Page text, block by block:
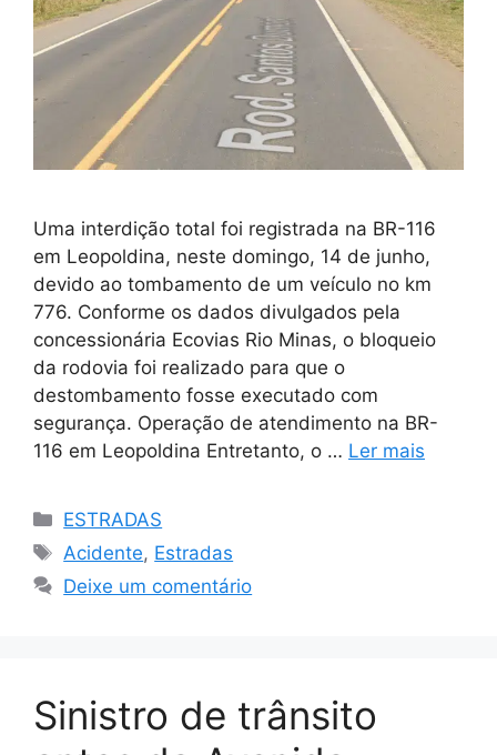
Uma interdição total foi registrada na BR-116
em Leopoldina, neste domingo, 14 de junho,
devido ao tombamento de um veículo no km
776. Conforme os dados divulgados pela
concessionária Ecovias Rio Minas, o bloqueio
da rodovia foi realizado para que o
destombamento fosse executado com
segurança. Operação de atendimento na BR-
116 em Leopoldina Entretanto, o … Ler mais
Categorias
ESTRADAS
Tags
Acidente, Estradas
Deixe um comentário
Sinistro de trânsito